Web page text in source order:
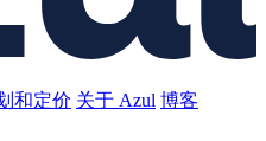
和定价 关于 Azul 博客